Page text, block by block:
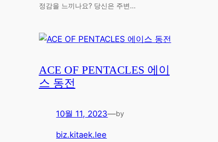
정감을 느끼나요? 당신은 주변…
ACE OF PENTACLES 에이
스 동전
10월 11, 2023—by
biz.kitaek.lee